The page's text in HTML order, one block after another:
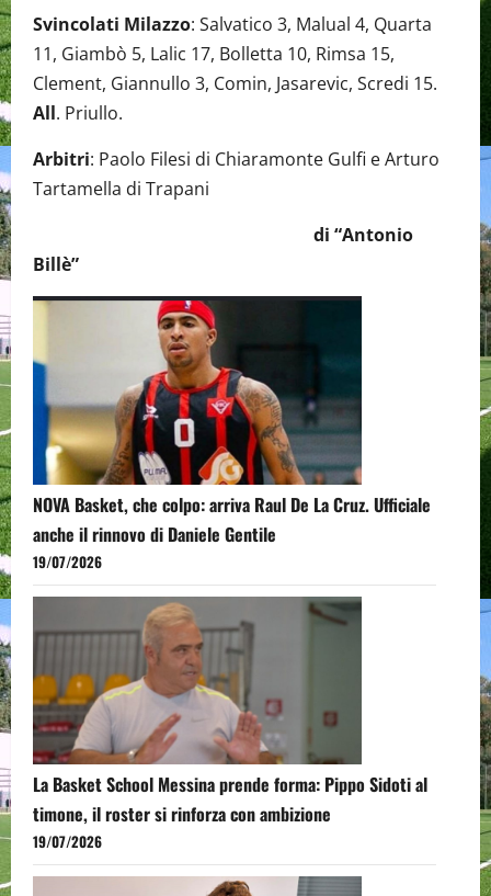
Svincolati Milazzo: Salvatico 3, Malual 4, Quarta
11, Giambò 5, Lalic 17, Bolletta 10, Rimsa 15,
Clement, Giannullo 3, Comin, Jasarevic, Scredi 15.
All. Priullo.
Arbitri: Paolo Filesi di Chiaramonte Gulfi e Arturo
Tartamella di Trapani
di “Antonio
Billè”
NOVA Basket, che colpo: arriva Raul De La Cruz. Ufficiale
anche il rinnovo di Daniele Gentile
19/07/2026
La Basket School Messina prende forma: Pippo Sidoti al
timone, il roster si rinforza con ambizione
19/07/2026